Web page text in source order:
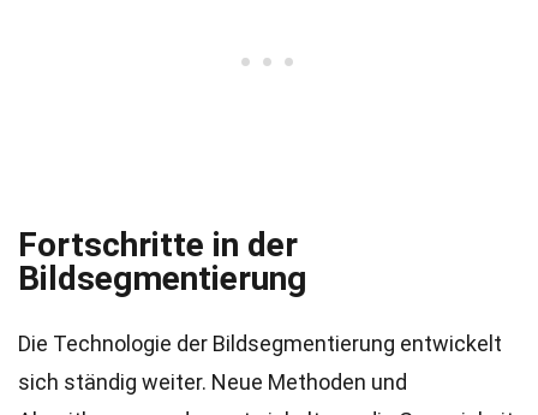
Fortschritte in der
Bildsegmentierung
Die Technologie der Bildsegmentierung entwickelt
sich ständig weiter. Neue Methoden und